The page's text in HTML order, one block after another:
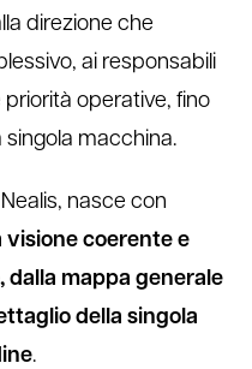
direzione che
ai responsabili
operative, fino
singola macchina.
nasce con
visione coerente e
mappa generale
della singola
.